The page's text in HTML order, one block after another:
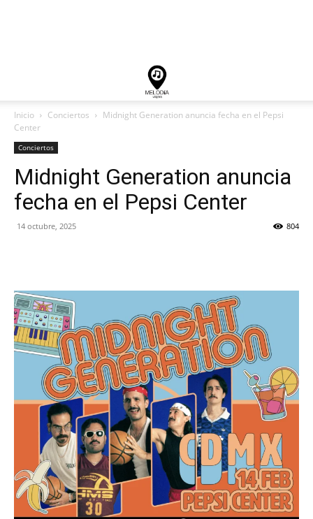
Inicio Conciertos
Midnight Generation anuncia fecha en el Pepsi
Center
Conciertos
Midnight Generation anuncia
fecha en el Pepsi Center
14 octubre, 2025 804